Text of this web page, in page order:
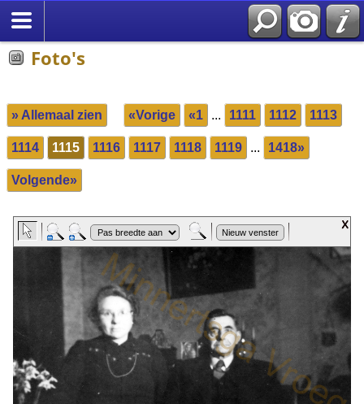
Foto's
» Allemaal zien «Vorige «1 ... 1111 1112 1113
1114 1115 1116 1117 1118 1119 ... 1418»
Volgende»